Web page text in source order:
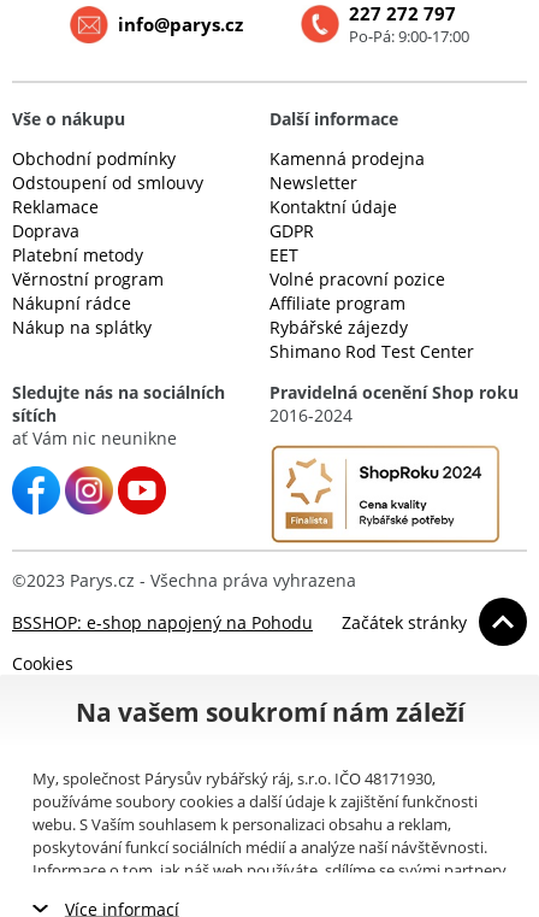
227 272 797
Po-Pá: 9:00-17:00
info@parys.cz
Vše o nákupu
Obchodní podmínky
Odstoupení od smlouvy
Reklamace
Doprava
Platební metody
Věrnostní program
Nákupní rádce
Nákup na splátky
Další informace
Kamenná prodejna
Newsletter
Kontaktní údaje
GDPR
EET
Volné pracovní pozice
Affiliate program
Rybářské zájezdy
Shimano Rod Test Center
Sledujte nás na sociálních
sítích
ať Vám nic neunikne
Pravidelná ocenění Shop roku
2016-2024
©2023 Parys.cz - Všechna práva vyhrazena
BSSHOP: e-shop napojený na Pohodu
Začátek stránky
Cookies
Na vašem soukromí nám záleží
My, společnost Párysův rybářský ráj, s.r.o. IČO 48171930,
používáme soubory cookies a další údaje k zajištění funkčnosti
webu. S Vaším souhlasem k personalizaci obsahu a reklam,
poskytování funkcí sociálních médií a analýze naší návštěvnosti.
Informace o tom, jak náš web používáte, sdílíme se svými partnery
Více informací